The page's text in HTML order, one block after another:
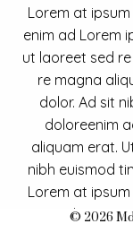
Lorem at
enim ad Lorem
ut laoreet sed
re magna
dolor. Ad sit
doloreenim
aliquam erat.
nibh euismod
Lorem at
enim ad Lorem
© 2026